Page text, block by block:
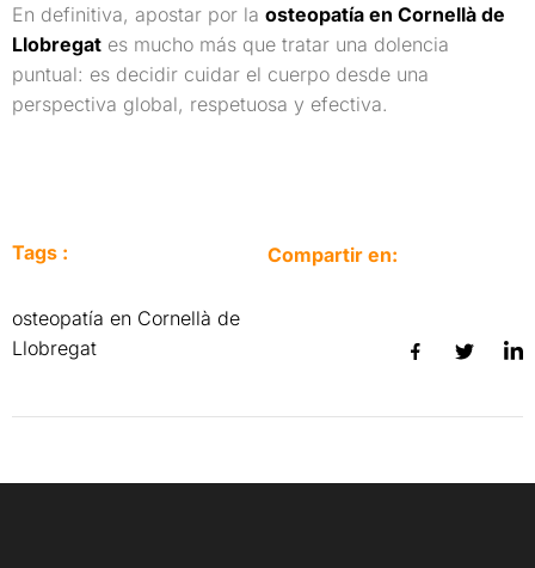
En definitiva, apostar por la osteopatía en Cornellà de
Llobregat es mucho más que tratar una dolencia
puntual: es decidir cuidar el cuerpo desde una
perspectiva global, respetuosa y efectiva.
Tags :
osteopatía en Cornellà de
Llobregat
Compartir en: